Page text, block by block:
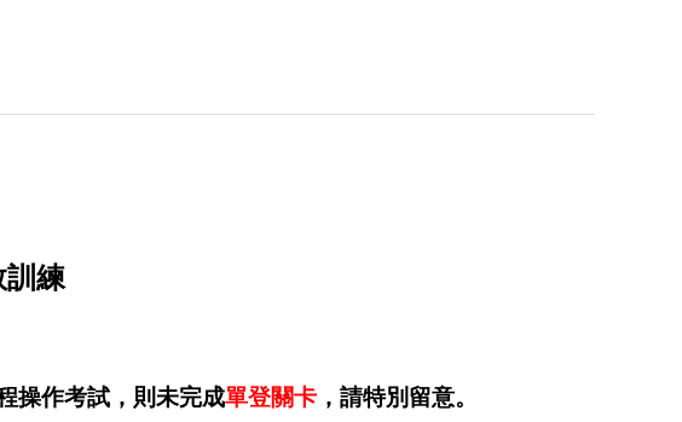
訓練
操作考試，則未完成單登關卡 ，請特別留意。